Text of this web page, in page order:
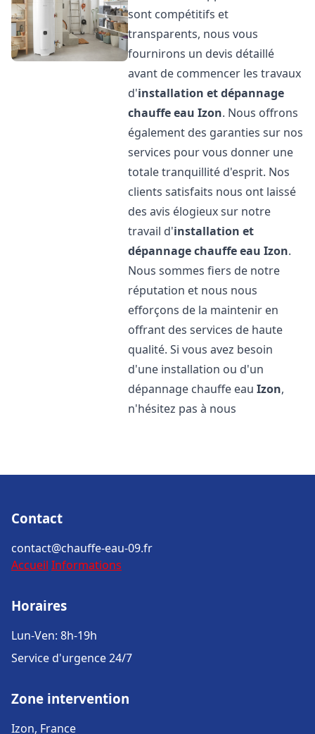
sont compétitifs et
transparents, nous vous
fournirons un devis détaillé
avant de commencer les travaux
d'installation et dépannage
chauffe eau Izon. Nous offrons
également des garanties sur nos
services pour vous donner une
totale tranquillité d'esprit. Nos
clients satisfaits nous ont laissé
des avis élogieux sur notre
travail d'installation et
dépannage chauffe eau Izon.
Nous sommes fiers de notre
réputation et nous nous
efforçons de la maintenir en
offrant des services de haute
qualité. Si vous avez besoin
d'une installation ou d'un
dépannage chauffe eauIzon,
n'hésitez pas à nous
Contact
contact@chauffe-eau-09.fr
Accueil Informations
Horaires
Lun-Ven: 8h-19h
Service d'urgence 24/7
Zone intervention
Izon, France